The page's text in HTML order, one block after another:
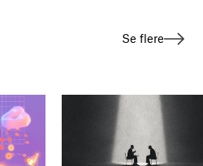
Se flere